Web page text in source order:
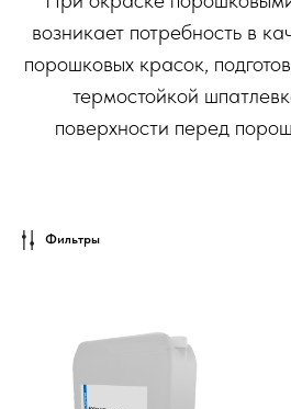
возникает потребность в
порошковых красок,
термостойкой
поверхности перед
Фильтры